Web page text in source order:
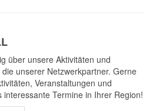
über unsere Aktivitäten und
unserer Netzwerkpartner. Gerne
Veranstaltungen und
interessante Termine in Ihrer Region!